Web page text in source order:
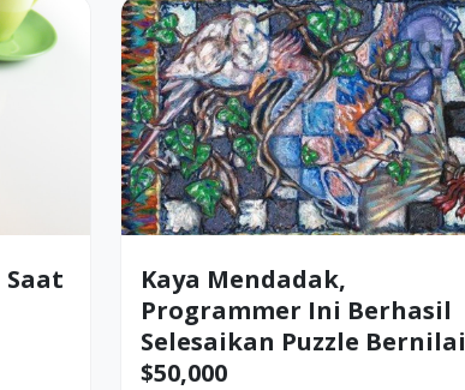
Kaya Mendadak,
Programmer Ini Berhasil
Selesaikan Puzzle Bernilai
$50,000